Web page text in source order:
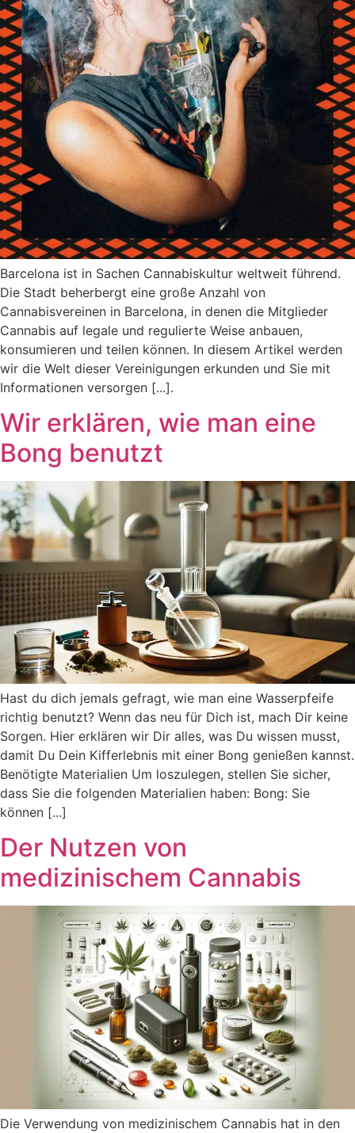
Barcelona ist in Sachen Cannabiskultur weltweit führend.
Die Stadt beherbergt eine große Anzahl von
Cannabisvereinen in Barcelona, in denen die Mitglieder
Cannabis auf legale und regulierte Weise anbauen,
konsumieren und teilen können. In diesem Artikel werden
wir die Welt dieser Vereinigungen erkunden und Sie mit
Informationen versorgen [...].
Wir erklären, wie man eine
Bong benutzt
Hast du dich jemals gefragt, wie man eine Wasserpfeife
richtig benutzt? Wenn das neu für Dich ist, mach Dir keine
Sorgen. Hier erklären wir Dir alles, was Du wissen musst,
damit Du Dein Kifferlebnis mit einer Bong genießen kannst.
Benötigte Materialien Um loszulegen, stellen Sie sicher,
dass Sie die folgenden Materialien haben: Bong: Sie
können [...]
Der Nutzen von
medizinischem Cannabis
Die Verwendung von medizinischem Cannabis hat in den